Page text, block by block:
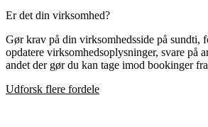
Er det din virksomhed?
Gør krav på din virksomhedsside på sundti,
opdatere virksomhedsoplysninger, svare på
andet der gør du kan tage imod bookinger
Udforsk flere fordele